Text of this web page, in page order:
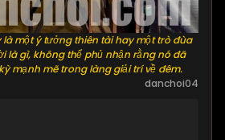
là một ý tưởng thiên tài hay một trò đùa
là gì, không thể phủ nhận rằng nó đã
mạnh mẽ trong làng giải trí về đêm.
danchoi04